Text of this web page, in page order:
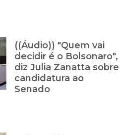
((Áudio)) "Quem vai
decidir é o Bolsonaro",
diz Julia Zanatta sobre
candidatura ao
Senado